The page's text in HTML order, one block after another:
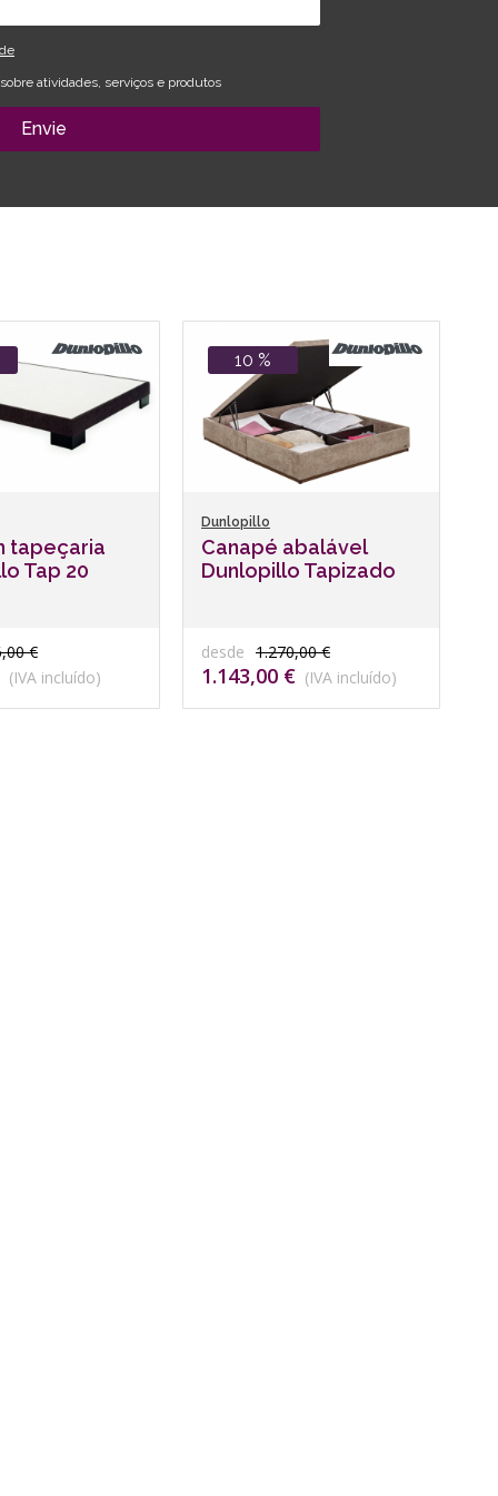
atividades, serviços e produtos
Envie
tapeçaria
Tap 20
€
(IVA incluído)
10 %
Dunlopillo
Canapé abalável
Dunlopillo Tapizado
desde 1.270,00 €
1.143,00 € (IVA incluído)